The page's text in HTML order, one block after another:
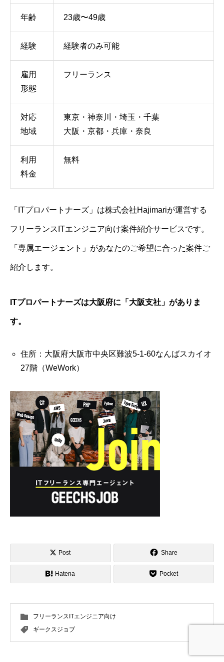
年齢 23歳〜49歳
経験 経験者のみ可能
雇用
形態
フリーランス
対応
地域
東京・神奈川・埼玉・千葉
大阪・京都・兵庫・奈良
利用
料金
無料
「ITプロパートナーズ」は株式会社Hajimariが運営する
フリーランスITエンジニア向け案件紹介サービスです。
「専属エージェント」があなたのご希望に合った案件ご
紹介します。
ITプロパートナーズは大阪府に「大阪支社」がありま
す。
住所：大阪府大阪市中央区難波5-1-60なんばスカイオ
27階（WeWork）
Post Share
Hatena Pocket
フリーランスITエンジニア向け
ギークスジョブ